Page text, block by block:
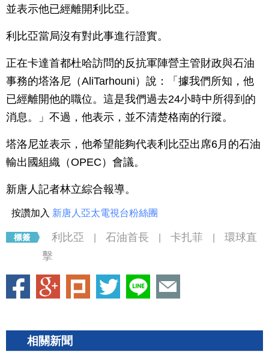
並表示他已經離開利比亞。
利比亞當局沒有對此事進行證實。
正在卡達首都杜哈訪問的反抗軍陣營主管財政與石油
事務的塔洛尼（AliTarhouni）說：「據我們所知，他
已經離開他的職位。這是我們過去24小時中所得到的
消息。」不過，他表示，並不清楚格南的行蹤。
塔洛尼並表示，他希望能夠代表利比亞出席6月的石油
輸出國組織（OPEC）會議。
新唐人記者林立綜合報導。
按讚加入 新唐人亞太電視台粉絲團
利比亞 石油首長 卡扎菲
環球直
擊
相關新聞